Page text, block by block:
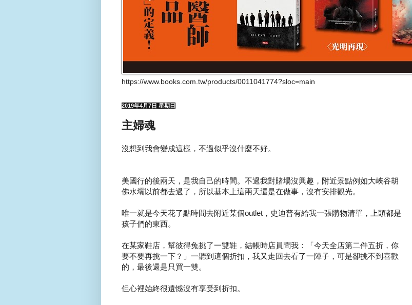
https://www.books.com.tw/products/0011041774?sloc=main
2019年4月7日 星期日
主婦魂
沒想到我會變成這樣，不過似乎沒什麼不好。
美國行的後兩天，是我自己的時間。不過我對賭場沒興趣，附近景點例如大峽谷胡
佛水壩以前都去過了，所以基本上這兩天還是在做事，沒有安排觀光。
唯一就是今天花了點時間去附近某個outlet，史迪普有給我一張購物清單，上頭都是
孩子們的東西。
在某家鞋店，幫彼得兔挑了一雙鞋，結帳時店員問我：「今天全店第二件五折，你
要不要再挑一下？」一聽到這個折扣，我又走回去看了一陣子，可是卻挑不到喜歡
的，最後還是只買一雙。
但心裡始終很遺憾沒有享受到折扣。